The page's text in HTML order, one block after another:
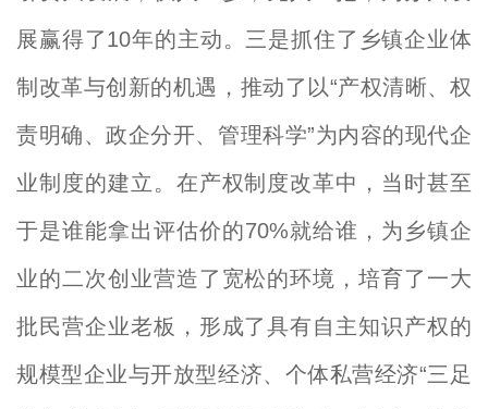
展赢得了10年的主动。三是抓住了乡镇企业体
制改革与创新的机遇，推动了以“产权清晰、权
责明确、政企分开、管理科学”为内容的现代企
业制度的建立。在产权制度改革中，当时甚至
于是谁能拿出评估价的70%就给谁，为乡镇企
业的二次创业营造了宽松的环境，培育了一大
批民营企业老板，形成了具有自主知识产权的
规模型企业与开放型经济、个体私营经济“三足